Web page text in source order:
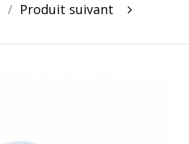
Produit suivant